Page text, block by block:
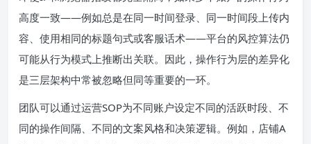
高度一致——例如总是在同一时间登录、同一时间段上传内
容、使用相同的标题句式或客服话术——平台的风控算法仍
可能从行为模式上推断出关联。因此，操作行为层的差异化
是三层架构中常被忽略但同等重要的一环。
团队可以通过运营SOP为不同账户设定不同的活跃时段、不
同的操作间隔、不同的文案风格和决策逻辑。例如，店铺A